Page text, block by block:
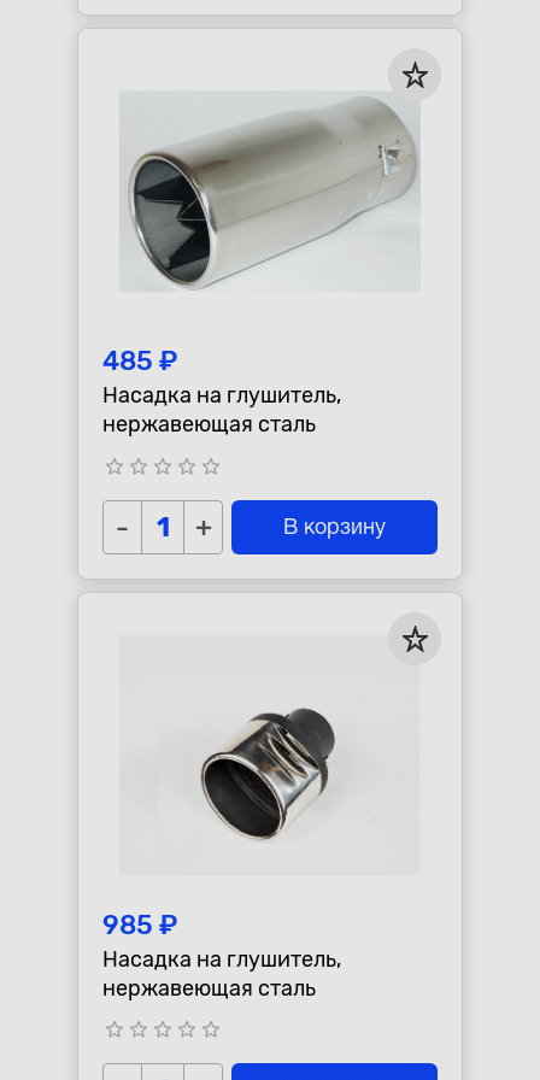
485 ₽
Насадка на глушитель,
нержавеющая сталь
star_border star_border star_border star_border star_border
- + В корзину
985 ₽
Насадка на глушитель,
нержавеющая сталь
star_border star_border star_border star_border star_border